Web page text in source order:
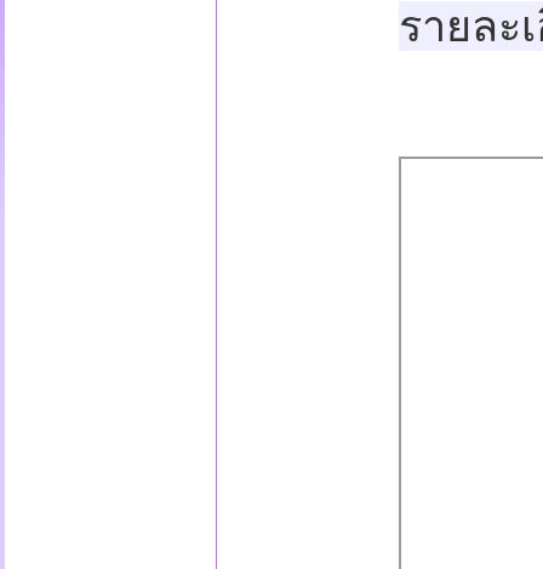
รายละ